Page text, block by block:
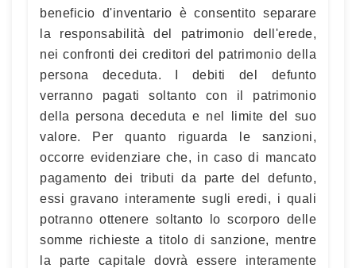
beneficio d'inventario è consentito separare
la responsabilità del patrimonio dell'erede,
nei confronti dei creditori del patrimonio della
persona deceduta. I debiti del defunto
verranno pagati soltanto con il patrimonio
della persona deceduta e nel limite del suo
valore. Per quanto riguarda le sanzioni,
occorre evidenziare che, in caso di mancato
pagamento dei tributi da parte del defunto,
essi gravano interamente sugli eredi, i quali
potranno ottenere soltanto lo scorporo delle
somme richieste a titolo di sanzione, mentre
la parte capitale dovrà essere interamente